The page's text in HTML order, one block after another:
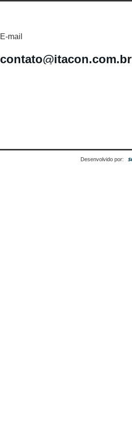
E-mail
contato@itacon.com.br
Desenvolvido por: